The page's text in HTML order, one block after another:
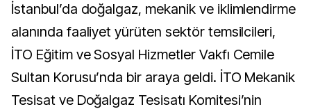
İstanbul’da doğalgaz, mekanik ve iklimlendirme
alanında faaliyet yürüten sektör temsilcileri,
İTO Eğitim ve Sosyal Hizmetler Vakfı Cemile
Sultan Korusu’nda bir araya geldi. İTO Mekanik
Tesisat ve Doğalgaz Tesisatı Komitesi’nin